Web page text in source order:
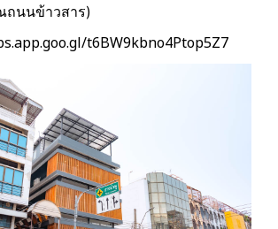
ถนนข้าวสาร)
t6BW9kbno4Ptop5Z7